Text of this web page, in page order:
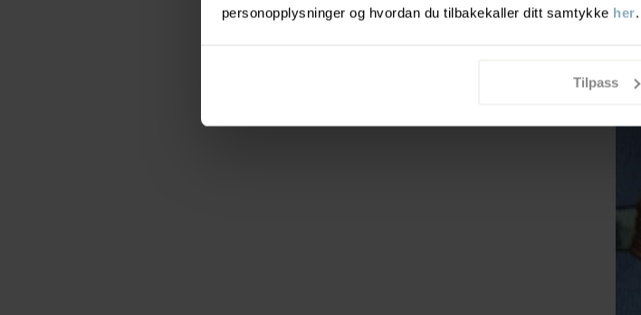
personopplysninger og hvordan du tilbakekaller ditt samtykke her.
Tilpass